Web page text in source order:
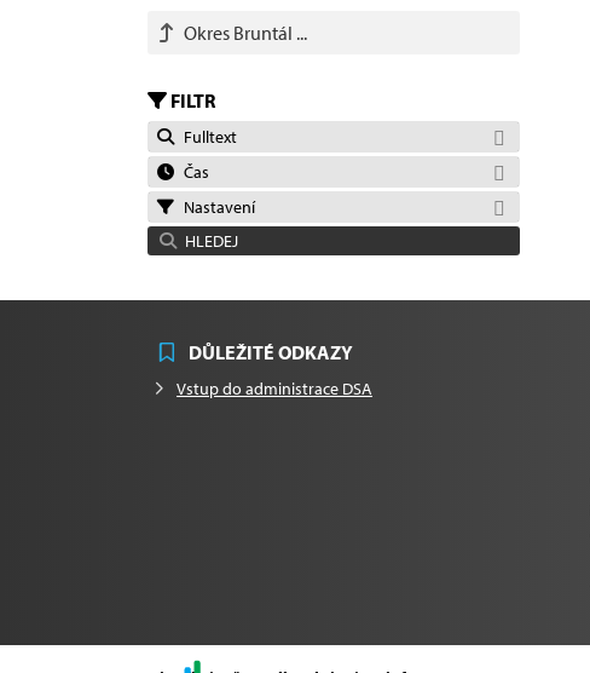
Okres Bruntál ...
FILTR
Fulltext
Čas
Nastavení
HLEDEJ
DŮLEŽITÉ ODKAZY
Vstup do administrace DSA